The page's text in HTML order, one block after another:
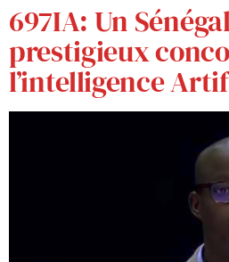
697IA: Un
prestigieux
l’intelligence